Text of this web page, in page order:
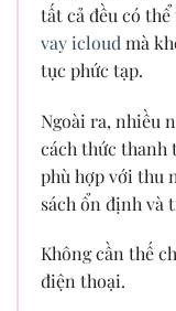
tất cả đều có
vay icloud mà
tục phức tạp.
Ngoài ra, nhiều
cách thức thanh
phù hợp với thu
sách ổn định và
Không cần thế
điện thoại.